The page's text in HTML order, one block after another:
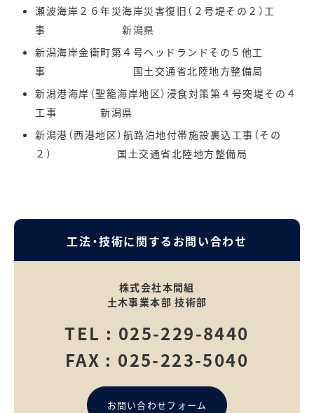
瀬波海岸２６年災海岸災害復旧（２号堤その２）工
事 新潟県
新潟海岸金衛町第４号ヘッドランドその５他工
事 国土交通省北陸地方整備局
新潟港海岸（聖籠海岸地区）浸食対策第４号突堤その４
工事 新潟県
新潟港（西港地区）航路泊地付帯施設裏込工事（その
２） 国土交通省北陸地方整備局
工法・技術に関するお問い合わせ
株式会社本間組
土木事業本部 技術部
TEL : 025-229-8440
FAX : 025-223-5040
お問い合わせフォーム